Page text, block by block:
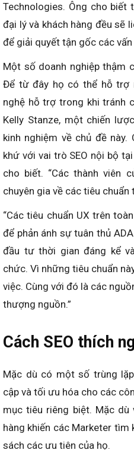
Technologies. Ông cho biết
đại lý và khách hàng đều sẽ
để giải quyết tận gốc các
Một số doanh nghiệp thậm
Để từ đây họ có thể hỗ trợ
nghệ hỗ trợ trong khi tránh
Kelly Stanze, một chiến
kinh nghiệm về chủ đề
khứ với vai trò SEO nội bộ
cho biết. “Các thành viên
chuyên gia về các tiêu chuẩn
“Các tiêu chuẩn UX trên
để phản ánh sự tuân thủ
đầu tư thời gian đáng kể
chức. Vì những tiêu chuẩn
việc. Cùng với đó là các
thượng nguồn.”
Cách SEO thích
Mặc dù có một số trùng
cập và tối ưu hóa cho các
mục tiêu riêng biệt. Mặc dù
hàng khiến các Marketer tìm
sách các ưu tiên của họ.